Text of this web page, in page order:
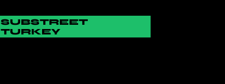
SUBSTREET
TURKEY